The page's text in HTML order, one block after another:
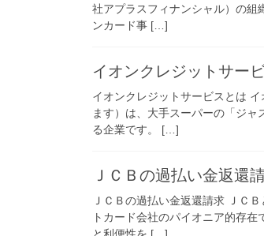
社アプラスフィナンシャル）の組
ンカード事 […]
イオンクレジットサー
イオンクレジットサービスとは
ます）は、大手スーパーの「ジ
る企業です。 […]
ＪＣＢの過払い金返還
ＪＣＢの過払い金返還請求 ＪＣ
トカード会社のパイオニア的存